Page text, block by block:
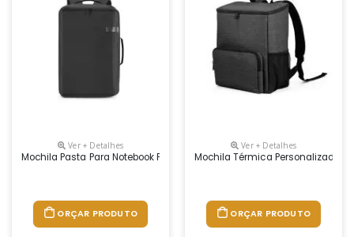
Ver + Detalhes
Mochila Pasta Para Notebook Personalizada
ORÇAR PRODUTO
Ver + Detalhes
Mochila Térmica Personalizada
ORÇAR PRODUTO